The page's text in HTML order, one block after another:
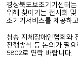
경상북도보조기기센터
위해 찾아가는 전시회
조기기서비스를 제공하
청송 지체장애인협회와
진행방식 등 논의가 필
5802로 연락 바랍니다.